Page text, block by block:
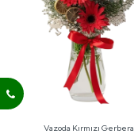
Vazoda Kırmızı Gerbera